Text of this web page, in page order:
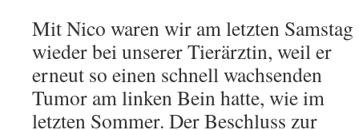
Mit Nico waren wir am letzten Samstag
wieder bei unserer Tierärztin, weil er
erneut so einen schnell wachsenden
Tumor am linken Bein hatte, wie im
letzten Sommer. Der Beschluss zur